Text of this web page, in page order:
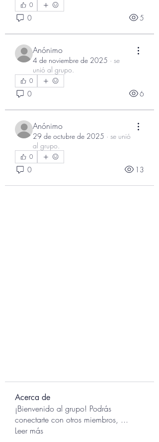
0
0 5
Anónimo
4 de noviembre de 2025 · se
unió al grupo.
0
0 6
Anónimo
29 de octubre de 2025 · se unió
al grupo.
0
0 13
Acerca de
¡Bienvenido al grupo! Podrás
conectarte con otros miembros, ...
Leer más